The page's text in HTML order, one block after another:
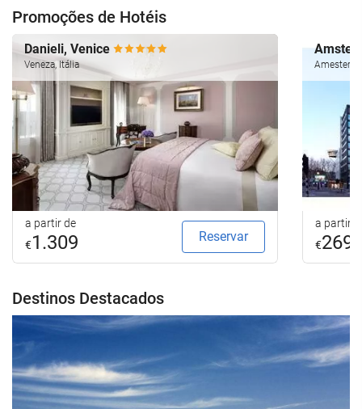
Promoções de Hotéis
Danieli, Venice
Veneza, Itália
a partir de
€1.309 Reservar
a partir
€269
Destinos Destacados